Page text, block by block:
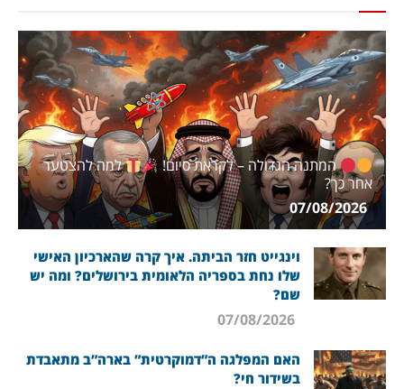
המתנה הגדולה – לקראת סיום!
למה להצטער
אחר כך?
07/08/2026
וינגייט חזר הביתה. איך קרה שהארכיון האישי
שלו נחת בספריה הלאומית בירושלים? ומה יש
שם?
האם המפלגה ה”דמוקרטית” בארה”ב מתאבדת
בשידור חי?